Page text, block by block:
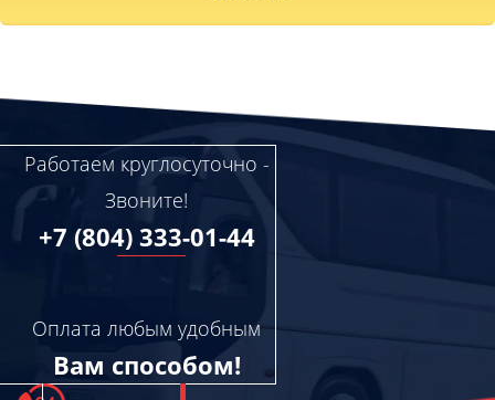
Работаем круглосуточно -
Звоните!
+7 (804) 333-01-44
Оплата любым удобным
Вам способом!